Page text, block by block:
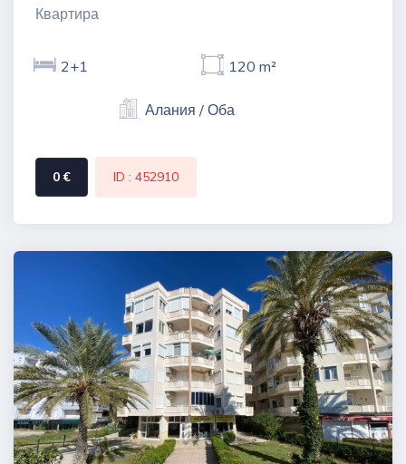
Квартира
2+1 120 m²
Алания / Оба
0 € ID : 452910